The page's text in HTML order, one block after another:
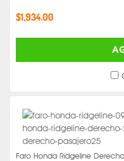
$1,934.00
Faro Honda Ridgeline